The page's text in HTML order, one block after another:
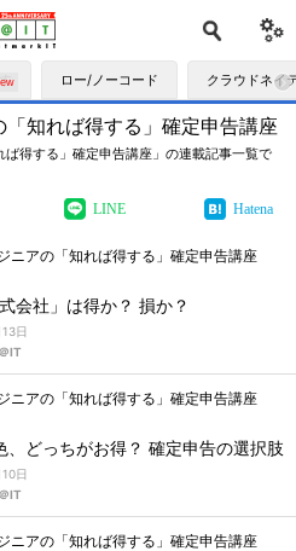
ロー/ノーコード クラウドネイ
知れば得する」確定申告講座
ば得する」確定申告講座」の連載記事一覧で
LINE Hatena
ニアの「知れば得する」確定申告講座
式会社」は得か？ 損か？
日
＠IT
ニアの「知れば得する」確定申告講座
、どっちがお得？ 確定申告の選択肢
日
＠IT
ニアの「知れば得する」確定申告講座